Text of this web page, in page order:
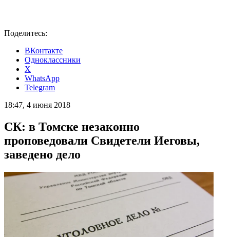
Поделитесь:
ВКонтакте
Одноклассники
X
WhatsApp
Telegram
18:47, 4 июня 2018
СК: в Томске незаконно
проповедовали Свидетели Иеговы,
заведено дело